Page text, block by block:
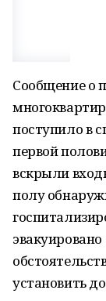
Сообщение о
поступило в
первой
вскрыли
полу
установить